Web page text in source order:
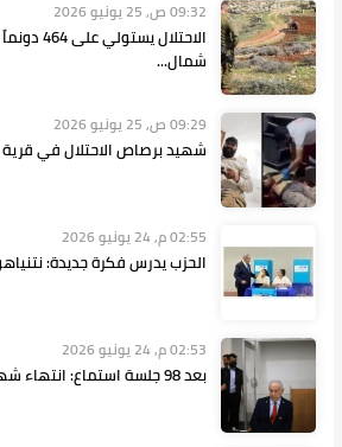
09:32 ص, 25 يونيو 2026
الاحتلال
شمال...
09:29 ص, 25 يونيو 2026
شهيد برصاص الاحتلال في
02:55 م, 24 يونيو 2026
الحزب يدرس فكرة جديدة:
02:53 م, 24 يونيو 2026
بعد 98 جلسة استماع: انتهاء شهادة نتنياهو